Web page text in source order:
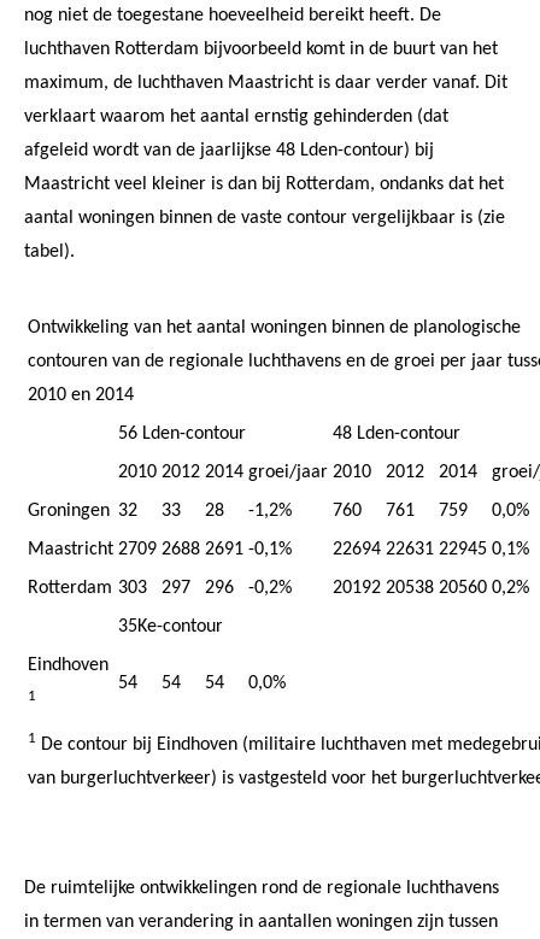
nog niet de toegestane hoeveelheid bereikt heeft. De
luchthaven Rotterdam bijvoorbeeld komt in de buurt van het
maximum, de luchthaven Maastricht is daar verder vanaf. Dit
verklaart waarom het aantal ernstig gehinderden (dat
afgeleid wordt van de jaarlijkse 48 Lden-contour) bij
Maastricht veel kleiner is dan bij Rotterdam, ondanks dat het
aantal woningen binnen de vaste contour vergelijkbaar is (zie
tabel).
Ontwikkeling van het aantal woningen binnen de planologische
contouren van de regionale luchthavens en de groei per jaar
2010 en 2014
56 Lden-contour
48 Lden-contour
2010 2012 2014 groei/jaar 2010 2012 2014
Groningen 32 33 28 -1,2% 760 761 759
0,0%
Maastricht 2709 2688 2691 -0,1% 22694 22631 22945 0,1%
Rotterdam 303 297 296 -0,2% 20192 20538 20560 0,2%
35Ke-contour
Eindhoven
1
54 54 54 0,0%
1 De contour bij Eindhoven (militaire luchthaven met
van burgerluchtverkeer) is vastgesteld voor het
De ruimtelijke ontwikkelingen rond de regionale luchthavens
in termen van verandering in aantallen woningen zijn tussen